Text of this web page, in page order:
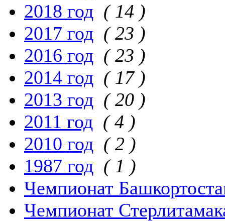
2018 год ( 14 )
2017 год ( 23 )
2016 год ( 23 )
2014 год ( 17 )
2013 год ( 20 )
2011 год ( 4 )
2010 год ( 2 )
1987 год ( 1 )
Чемпионат
Чемпионат